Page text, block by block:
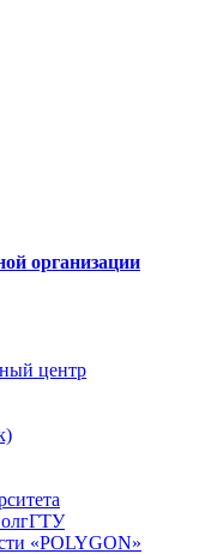
организации
центр
«POLYGON»